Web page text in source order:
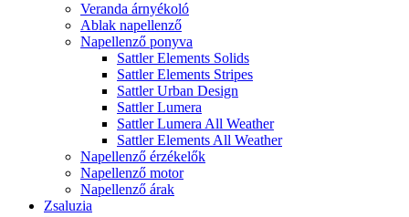
Veranda árnyékoló
Ablak napellenző
Napellenző ponyva
Sattler Elements Solids
Sattler Elements Stripes
Sattler Urban Design
Sattler Lumera
Sattler Lumera All Weather
Sattler Elements All Weather
Napellenző érzékelők
Napellenző motor
Napellenző árak
Zsaluzia